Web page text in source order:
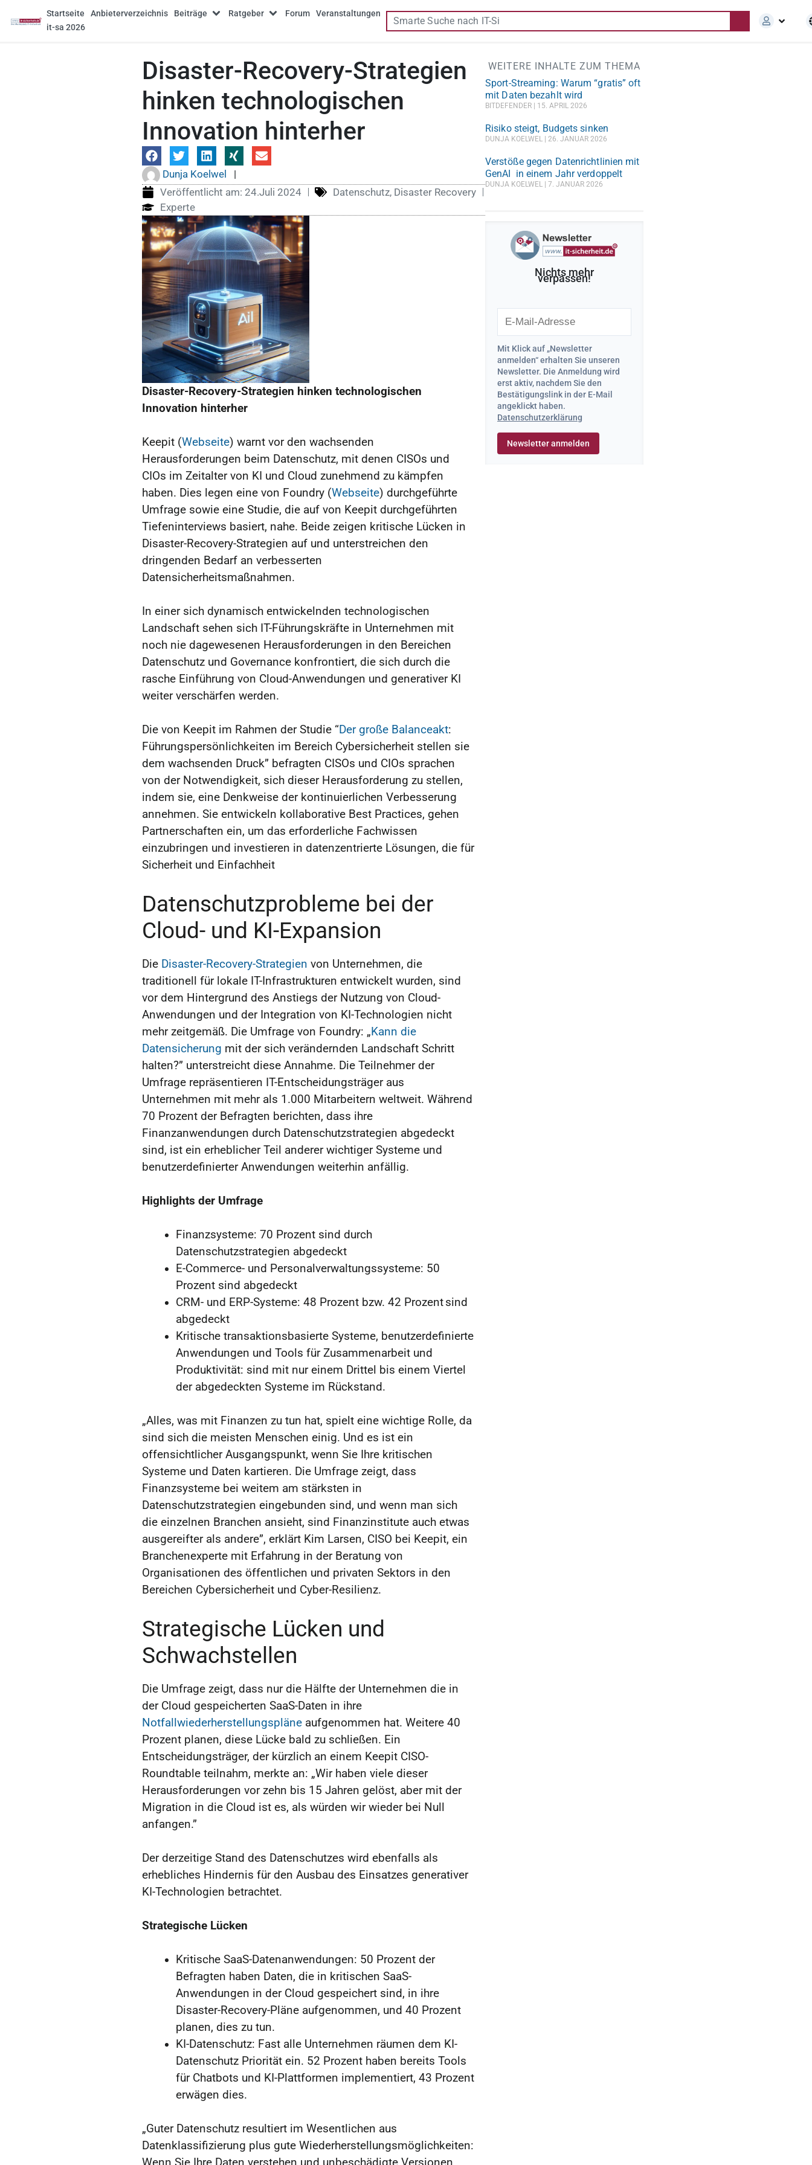
Startseite Anbieterverzeichnis Beiträge Ratgeber Forum
Veranstaltungen
it-sa 2026
Disaster-Recovery-Strategien
hinken technologischen
Innovation hinterher
Dunja Koelwel
|
Veröffentlicht am: 24.Juli 2024 Datenschutz, Disaster Recovery
Experte
Disaster-Recovery-Strategien hinken technologischen
Innovation hinterher
Keepit (Webseite) warnt vor den wachsenden
Herausforderungen beim Datenschutz, mit denen CISOs und
CIOs im Zeitalter von KI und Cloud zunehmend zu kämpfen
haben. Dies legen eine von Foundry (Webseite) durchgeführte
Umfrage sowie eine Studie, die auf von Keepit durchgeführten
Tiefeninterviews basiert, nahe. Beide zeigen kritische Lücken in
Disaster-Recovery-Strategien auf und unterstreichen den
dringenden Bedarf an verbesserten
Datensicherheitsmaßnahmen.
In einer sich dynamisch entwickelnden technologischen
Landschaft sehen sich IT-Führungskräfte in Unternehmen mit
noch nie dagewesenen Herausforderungen in den Bereichen
Datenschutz und Governance konfrontiert, die sich durch die
rasche Einführung von Cloud-Anwendungen und generativer KI
weiter verschärfen werden.
Die von Keepit im Rahmen der Studie “Der große Balanceakt:
Führungspersönlichkeiten im Bereich Cybersicherheit stellen sie
dem wachsenden Druck” befragten CISOs und CIOs sprachen
von der Notwendigkeit, sich dieser Herausforderung zu stellen,
indem sie, eine Denkweise der kontinuierlichen Verbesserung
annehmen. Sie entwickeln kollaborative Best Practices, gehen
Partnerschaften ein, um das erforderliche Fachwissen
einzubringen und investieren in datenzentrierte Lösungen, die für
Sicherheit und Einfachheit
Datenschutzprobleme bei der
Cloud- und KI-Expansion
Die Disaster-Recovery-Strategien von Unternehmen, die
traditionell für lokale IT-Infrastrukturen entwickelt wurden, sind
vor dem Hintergrund des Anstiegs der Nutzung von Cloud-
Anwendungen und der Integration von KI-Technologien nicht
mehr zeitgemäß. Die Umfrage von Foundry: „Kann die
Datensicherung mit der sich verändernden Landschaft Schritt
halten?” unterstreicht diese Annahme. Die Teilnehmer der
Umfrage repräsentieren IT-Entscheidungsträger aus
Unternehmen mit mehr als 1.000 Mitarbeitern weltweit. Während
70 Prozent der Befragten berichten, dass ihre
Finanzanwendungen durch Datenschutzstrategien abgedeckt
sind, ist ein erheblicher Teil anderer wichtiger Systeme und
benutzerdefinierter Anwendungen weiterhin anfällig.
Highlights der Umfrage
Finanzsysteme: 70 Prozent sind durch
Datenschutzstrategien abgedeckt
E-Commerce- und Personalverwaltungssysteme: 50
Prozent sind abgedeckt
CRM- und ERP-Systeme: 48 Prozent bzw. 42 Prozent sind
abgedeckt
Kritische transaktionsbasierte Systeme, benutzerdefinierte
Anwendungen und Tools für Zusammenarbeit und
Produktivität: sind mit nur einem Drittel bis einem Viertel
der abgedeckten Systeme im Rückstand.
„Alles, was mit Finanzen zu tun hat, spielt eine wichtige Rolle, da
sind sich die meisten Menschen einig. Und es ist ein
offensichtlicher Ausgangspunkt, wenn Sie Ihre kritischen
Systeme und Daten kartieren. Die Umfrage zeigt, dass
Finanzsysteme bei weitem am stärksten in
Datenschutzstrategien eingebunden sind, und wenn man sich
die einzelnen Branchen ansieht, sind Finanzinstitute auch etwas
ausgereifter als andere”, erklärt Kim Larsen, CISO bei Keepit, ein
Branchenexperte mit Erfahrung in der Beratung von
Organisationen des öffentlichen und privaten Sektors in den
Bereichen Cybersicherheit und Cyber-Resilienz.
Strategische Lücken und
Schwachstellen
Die Umfrage zeigt, dass nur die Hälfte der Unternehmen die in
der Cloud gespeicherten SaaS-Daten in ihre
Notfallwiederherstellungspläne aufgenommen hat. Weitere 40
Prozent planen, diese Lücke bald zu schließen. Ein
Entscheidungsträger, der kürzlich an einem Keepit CISO-
Roundtable teilnahm, merkte an: „Wir haben viele dieser
Herausforderungen vor zehn bis 15 Jahren gelöst, aber mit der
Migration in die Cloud ist es, als würden wir wieder bei Null
anfangen.”
Der derzeitige Stand des Datenschutzes wird ebenfalls als
erhebliches Hindernis für den Ausbau des Einsatzes generativer
KI-Technologien betrachtet.
Strategische Lücken
Kritische SaaS-Datenanwendungen: 50 Prozent der
Befragten haben Daten, die in kritischen SaaS-
Anwendungen in der Cloud gespeichert sind, in ihre
Disaster-Recovery-Pläne aufgenommen, und 40 Prozent
planen, dies zu tun.
KI-Datenschutz: Fast alle Unternehmen räumen dem KI-
Datenschutz Priorität ein. 52 Prozent haben bereits Tools
für Chatbots und KI-Plattformen implementiert, 43 Prozent
erwägen dies.
„Guter Datenschutz resultiert im Wesentlichen aus
Datenklassifizierung plus gute Wiederherstellungsmöglichkeiten:
WEITERE INHALTE ZUM THEMA
Sport-Streaming: Warum “gratis” oft
mit Daten bezahlt wird
BITDEFENDER 15. APRIL 2026
Risiko steigt, Budgets sinken
DUNJA KOELWEL 26. JANUAR 2026
Verstöße gegen Datenrichtlinien mit
GenAI in einem Jahr verdoppelt
DUNJA KOELWEL 7. JANUAR 2026
Nichts mehr
verpassen!
Mit Klick auf „Newsletter
anmelden“ erhalten Sie unseren
Newsletter. Die Anmeldung wird
erst aktiv, nachdem Sie den
Bestätigungslink in der E-Mail
angeklickt haben.
Datenschutzerklärung